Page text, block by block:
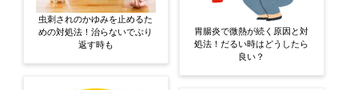
虫刺されのかゆみを止めるた
めの対処法！治らないでぶり
返す時も
胃腸炎で微熱が続く原因と対
処法！だるい時はどうしたら
良い？